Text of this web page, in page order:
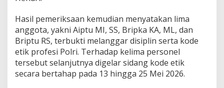
Hasil pemeriksaan kemudian menyatakan lima
anggota, yakni Aiptu MI, SS, Bripka KA, ML, dan
Briptu RS, terbukti melanggar disiplin serta kode
etik profesi Polri. Terhadap kelima personel
tersebut selanjutnya digelar sidang kode etik
secara bertahap pada 13 hingga 25 Mei 2026.